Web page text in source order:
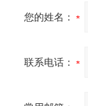
您的姓名：
联系电话：